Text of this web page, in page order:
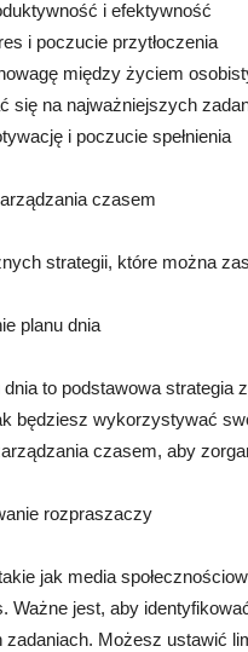
i efektywność
i poczucie przytłoczenia
między życiem
się na najważniejszych
i poczucie spełnienia
czasem
strategii, które można
planu dnia
dnia to podstawowa
będziesz wykorzystywać
czasem, aby
rozpraszaczy
jak media
Ważne jest, aby
zadaniach. Możesz ustawić